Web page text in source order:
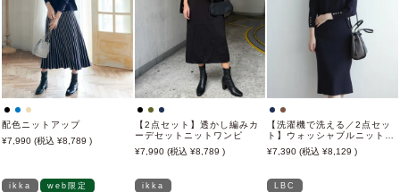
配色ニットアップ
7,990
8,789
【2点セット】透かし編みカ
ーデセットニットワンピ
7,990
8,789
【洗濯機で洗える／2点セッ
ト】ウォッシャブルニット
SET
7,390 8,129
ikka
web限定
ikka
LBC